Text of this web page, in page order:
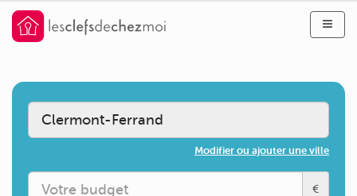
Modifier ou ajouter une ville
€